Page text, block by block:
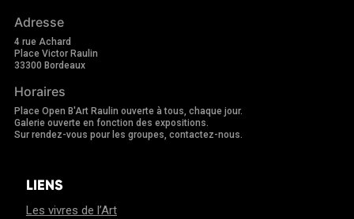
Adresse
4 rue Achard
Place Victor Raulin
33300 Bordeaux
Horaires
Place Open B'Art Raulin ouverte à tous, chaque jour.
Galerie ouverte en fonction des expositions.
Sur rendez-vous pour les groupes, contactez-nous.
LIENS
Les vivres de l’Art